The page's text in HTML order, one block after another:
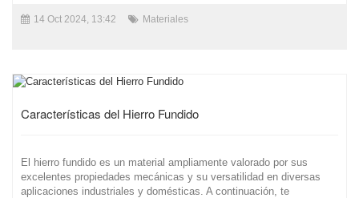
14 Oct 2024, 13:42 Materiales
Características del Hierro Fundido
El hierro fundido es un material ampliamente valorado por sus
excelentes propiedades mecánicas y su versatilidad en diversas
aplicaciones industriales y domésticas. A continuación, te